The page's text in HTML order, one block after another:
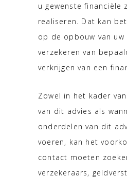
u gewenste financiële
realiseren. Dat kan
op de opbouw van uw
verzekeren van
verkrijgen van een
Zowel in het kader
van dit advies als
onderdelen van dit
voeren, kan het
contact moeten
verzekeraars,